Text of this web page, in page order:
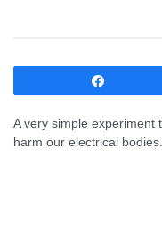
A very simple experiment
harm our electrical bodies.